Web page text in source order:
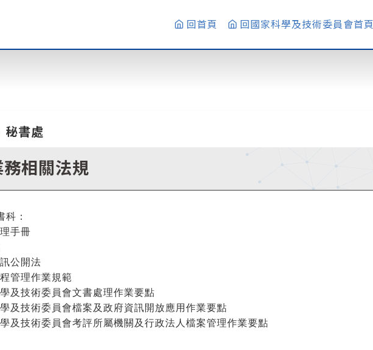
回首頁 回國家科學及技術委員會首頁
秘書處
務相關法規
科：
手冊
公開法
管理作業規範
及技術委員會文書處理作業要點
及技術委員會檔案及政府資訊開放應用作業要點
及技術委員會考評所屬機關及行政法人檔案管理作業要點